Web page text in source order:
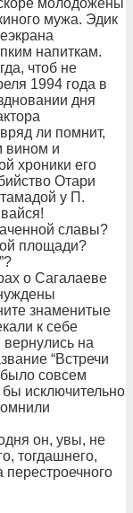
молодожены
мужа. Эдик
напиткам.
чтоб не
1994 года в
дня
ли помнит,
вином и
хроники его
Отари
у П.
славы?
площади?
о Сагалаеве
знаменитые
к себе
на
“Встречи
совсем
исключительно
он, увы, не
тогдашнего,
перестроечного